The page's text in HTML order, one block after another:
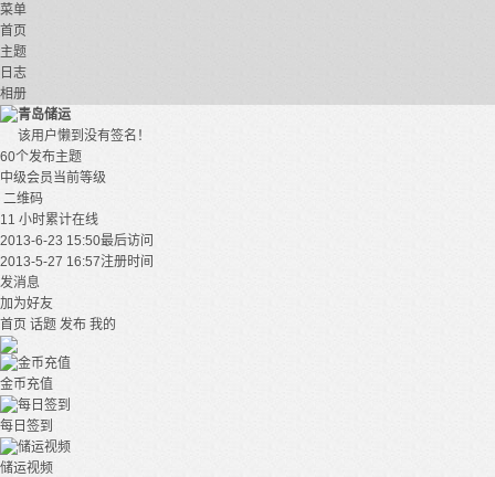
菜单
首页
主题
日志
相册
青岛储运
该用户懒到没有签名！
60个发布主题
中级会员当前等级
二维码
11 小时累计在线
2013-6-23 15:50最后访问
2013-5-27 16:57注册时间
发消息
加为好友
首页 话题 发布 我的
金币充值
每日签到
储运视频